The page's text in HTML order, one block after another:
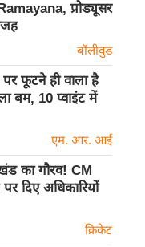
प्रोड्यूसर
बॉलीवुड
फूटने ही वाला है
बम, 10 प्वाइंट में
एम. आर. आई
का गौरव! CM
दिए अधिकारियों
क्रिकेट